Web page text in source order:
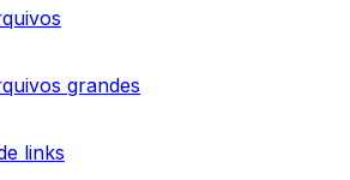
grandes
links